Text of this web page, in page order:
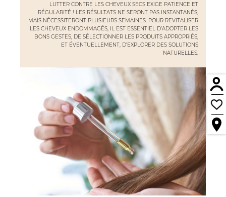
LUTTER CONTRE LES CHEVEUX SECS EXIGE PATIENCE ET
RÉGULARITÉ ! LES RÉSULTATS NE SERONT PAS INSTANTANÉS,
MAIS NÉCESSITERONT PLUSIEURS SEMAINES. POUR REVITALISER
LES CHEVEUX ENDOMMAGÉS, IL EST ESSENTIEL D’ADOPTER LES
BONS GESTES, DE SÉLECTIONNER LES PRODUITS APPROPRIÉS,
ET ÉVENTUELLEMENT, D’EXPLORER DES SOLUTIONS
NATURELLES.